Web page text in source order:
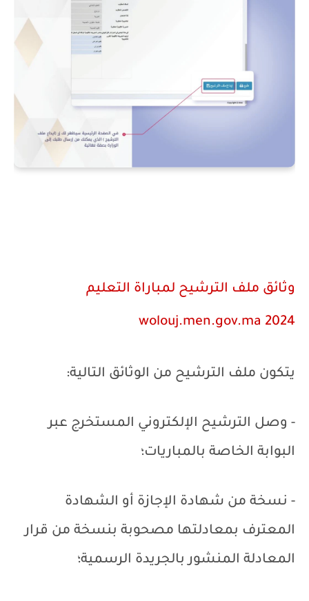
وثائق ملف الترشيح لمباراة التعليم
2024
wolouj.men.gov.ma
يتكون ملف الترشيح من الوثائق التالية:
- وصل الترشيح الإلكتروني المستخرج عبر
البوابة الخاصة بالمباريات؛
- نسخة من شهادة الإجازة أو الشهادة
المعترف بمعادلتها مصحوبة بنسخة من قرار
المعادلة المنشور بالجريدة الرسمية؛